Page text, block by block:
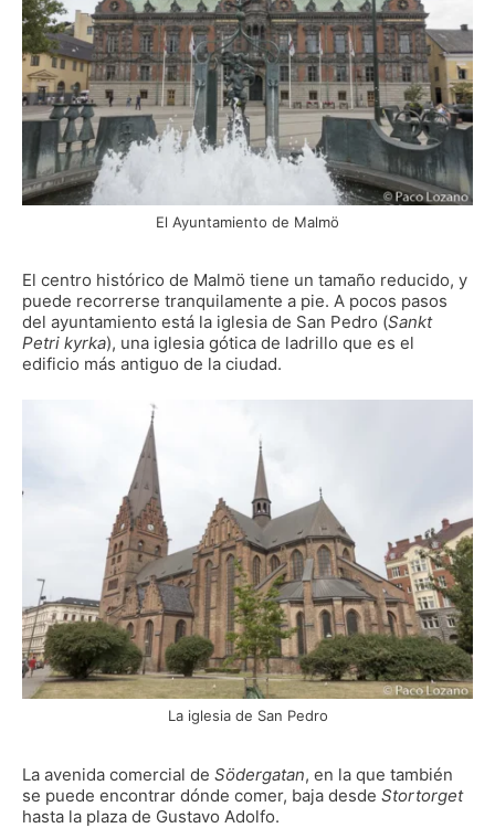
El Ayuntamiento de Malmö
El centro histórico de Malmö tiene un tamaño reducido, y
puede recorrerse tranquilamente a pie. A pocos pasos
del ayuntamiento está la iglesia de San Pedro (Sankt
Petri kyrka), una iglesia gótica de ladrillo que es el
edificio más antiguo de la ciudad.
La iglesia de San Pedro
La avenida comercial de Södergatan, en la que también
se puede encontrar dónde comer, baja desde Stortorget
hasta la plaza de Gustavo Adolfo.